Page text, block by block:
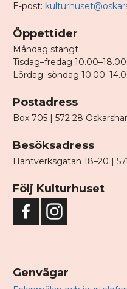
E-post:
Öppettider
Måndag stängt
Tisdag–fredag 10.00–18.00
Lördag–söndag
Postadress
Box 705 | 572 28
Besöksadress
Hantverksgatan 18–20 |
Följ Kulturhuset
Genvägar